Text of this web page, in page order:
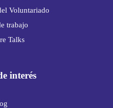
Voluntariado
trabajo
Talks
interés